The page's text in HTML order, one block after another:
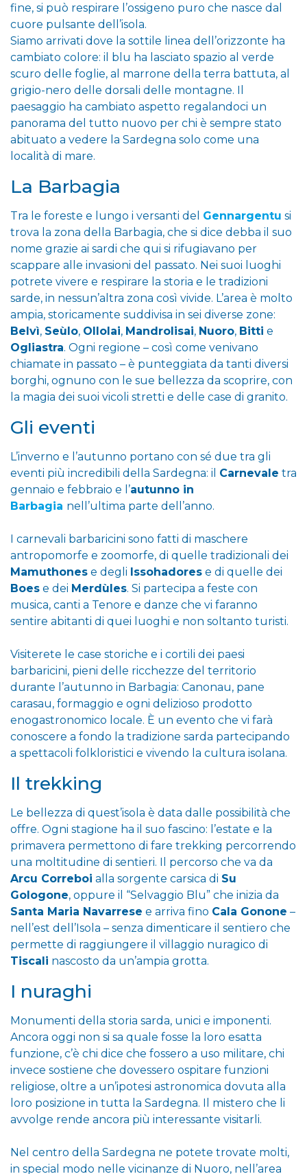
fine, si può respirare l’ossigeno puro che nasce dal
cuore pulsante dell’isola.
Siamo arrivati dove la sottile linea dell’orizzonte ha
cambiato colore: il blu ha lasciato spazio al verde
scuro delle foglie, al marrone della terra battuta, al
grigio-nero delle dorsali delle montagne. Il
paesaggio ha cambiato aspetto regalandoci un
panorama del tutto nuovo per chi è sempre stato
abituato a vedere la Sardegna solo come una
località di mare.
La Barbagia
Tra le foreste e lungo i versanti del Gennargentu si
trova la zona della Barbagia, che si dice debba il suo
nome grazie ai sardi che qui si rifugiavano per
scappare alle invasioni del passato. Nei suoi luoghi
potrete vivere e respirare la storia e le tradizioni
sarde, in nessun’altra zona così vivide. L’area è molto
ampia, storicamente suddivisa in sei diverse zone:
Belvì, Seùlo, Ollolai, Mandrolisai, Nuoro, Bitti e
Ogliastra. Ogni regione – così come venivano
chiamate in passato – è punteggiata da tanti diversi
borghi, ognuno con le sue bellezza da scoprire, con
la magia dei suoi vicoli stretti e delle case di granito.
Gli eventi
L’inverno e l’autunno portano con sé due tra gli
eventi più incredibili della Sardegna: il Carnevale tra
gennaio e febbraio e l’autunno in
Barbagia nell’ultima parte dell’anno.
I carnevali barbaricini sono fatti di maschere
antropomorfe e zoomorfe, di quelle tradizionali dei
Mamuthones e degli Issohadores e di quelle dei
Boes e dei Merdùles. Si partecipa a feste con
musica, canti a Tenore e danze che vi faranno
sentire abitanti di quei luoghi e non soltanto turisti.
Visiterete le case storiche e i cortili dei paesi
barbaricini, pieni delle ricchezze del territorio
durante l’autunno in Barbagia: Canonau, pane
carasau, formaggio e ogni delizioso prodotto
enogastronomico locale. È un evento che vi farà
conoscere a fondo la tradizione sarda partecipando
a spettacoli folkloristici e vivendo la cultura isolana.
Il trekking
Le bellezza di quest’isola è data dalle possibilità che
offre. Ogni stagione ha il suo fascino: l’estate e la
primavera permettono di fare trekking percorrendo
una moltitudine di sentieri. Il percorso che va da
Arcu Correboi alla sorgente carsica di Su
Gologone, oppure il “Selvaggio Blu” che inizia da
Santa Maria Navarrese e arriva fino Cala Gonone –
nell’est dell’Isola – senza dimenticare il sentiero che
permette di raggiungere il villaggio nuragico di
Tiscali nascosto da un’ampia grotta.
I nuraghi
Monumenti della storia sarda, unici e imponenti.
Ancora oggi non si sa quale fosse la loro esatta
funzione, c’è chi dice che fossero a uso militare, chi
invece sostiene che dovessero ospitare funzioni
religiose, oltre a un’ipotesi astronomica dovuta alla
loro posizione in tutta la Sardegna. Il mistero che li
avvolge rende ancora più interessante visitarli.
Nel centro della Sardegna ne potete trovate molti,
in special modo nelle vicinanze di Nuoro, nell’area